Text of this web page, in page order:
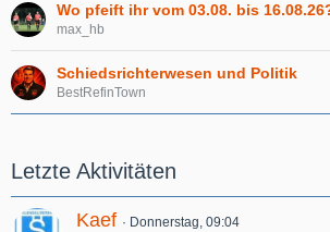
Wo pfeift ihr vom 03.08. bis
max_hb
Schiedsrichterwesen und Politik
BestRefinTown
Letzte Aktivitäten
Kaef Donnerstag, 09:04